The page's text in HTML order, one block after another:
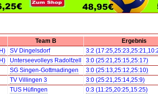
Team B
Ergebnis
SV Dingelsdorf
3:2
Unterseevolleys Radolfzell
3:0 (25:21,25:15,25:17)
SG Singen-Gottmadingen
3:0 (25:13,25:12,25:10)
TV Villingen 3
3:0 (25:21,25:14,25:9)
TUS Hüfingen
0:3 (11:25,20:25,15:25)